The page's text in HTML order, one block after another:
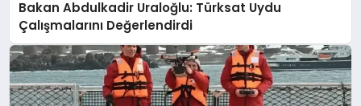
Bakan Abdulkadir Uraloğlu: Türksat Uydu
Çalışmalarını Değerlendirdi